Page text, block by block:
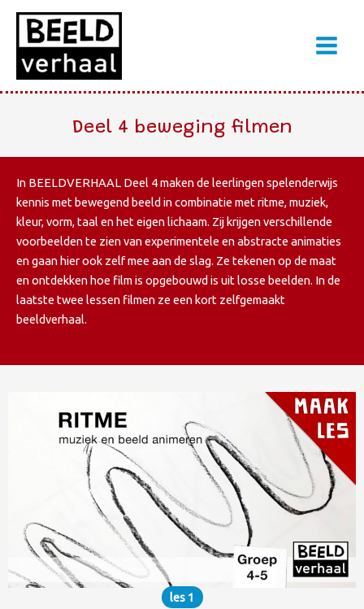
inhoud
Deel 4 beweging filmen
In BEELDVERHAAL Deel 4 maken de leerlingen spelenderwijs
kennis met bewegend beeld in combinatie met ritme, muziek,
kleur, vorm, taal en het eigen lichaam. Zij krijgen verschillende
voorbeelden te zien van experimentele en abstracte animaties
en gaan hier ook zelf mee aan de slag. Ze tekenen op de maat
en ontdekken hoe film is opgebouwd is uit losse beelden. In de
laatste twee lessen filmen ze een kort zelfgemaakt
beeldverhaal.
les 1